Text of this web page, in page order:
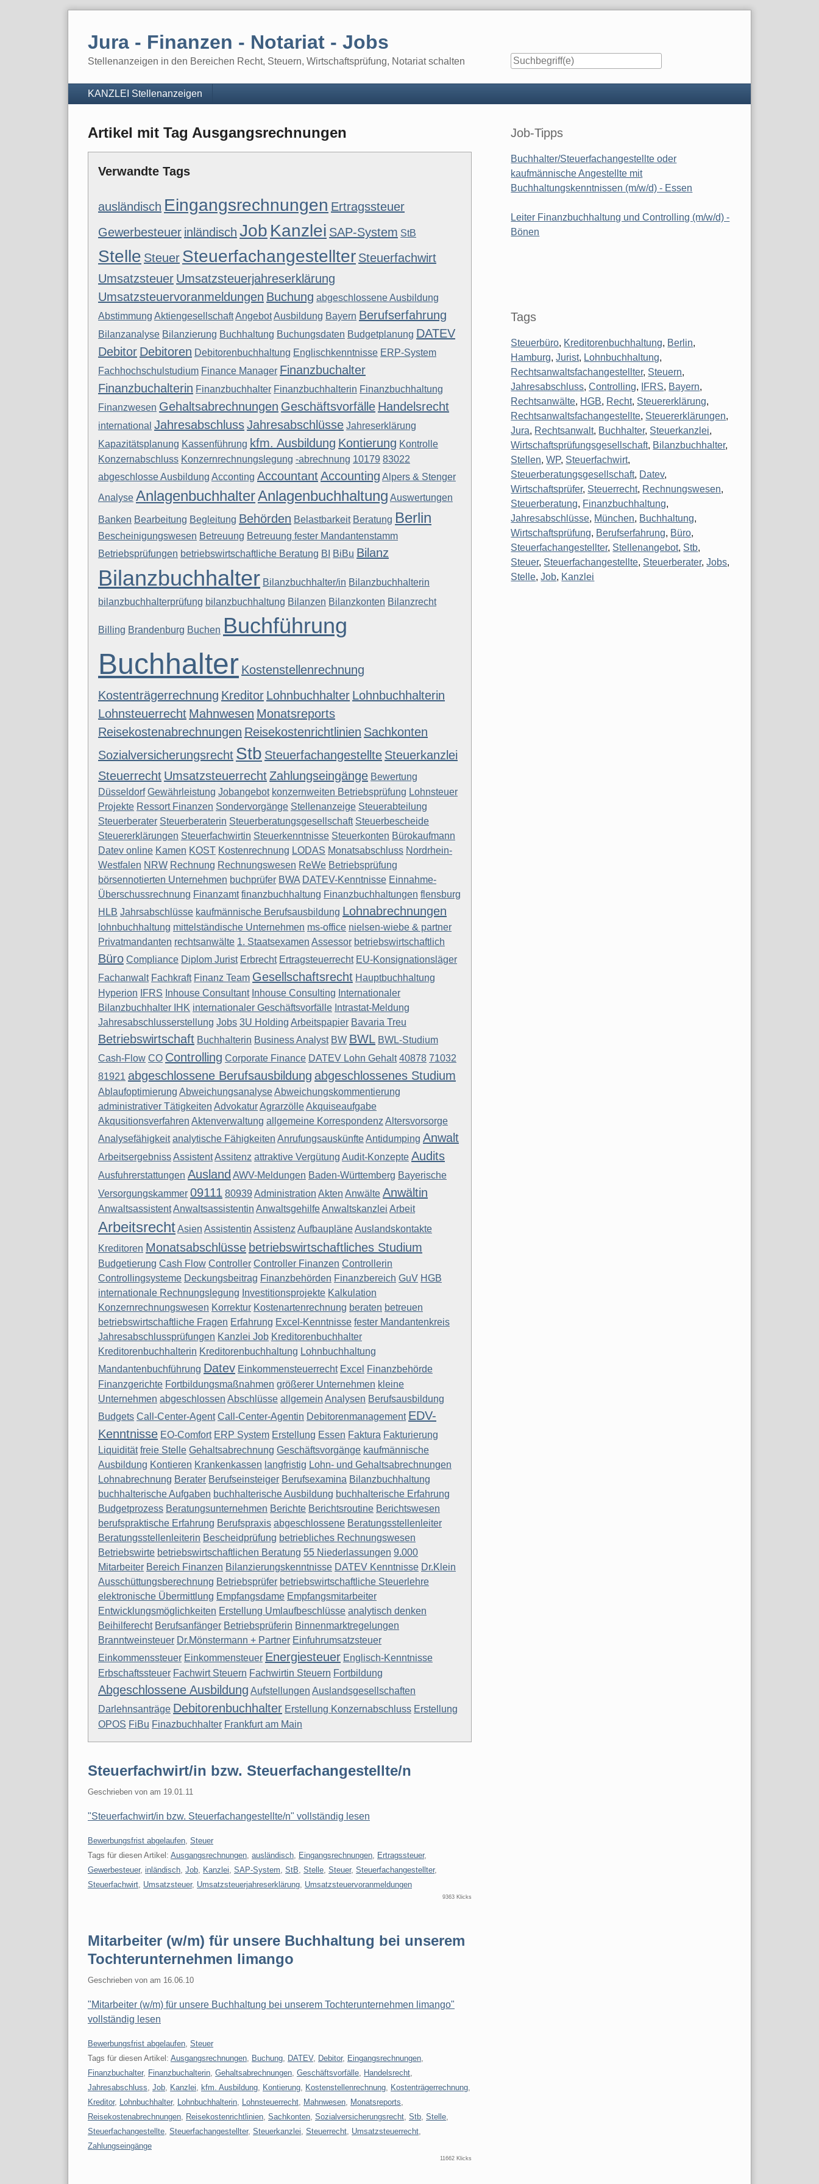
Jura - Finanzen - Notariat - Jobs
Stellenanzeigen in den Bereichen Recht, Steuern, Wirtschaftsprüfung, Notariat schalten
Navigation
KANZLEI Stellenanzeigen
Artikel mit Tag Ausgangsrechnungen
Verwandte Tags
ausländisch Eingangsrechnungen Ertragssteuer
Gewerbesteuer inländisch Job Kanzlei SAP-System StB
Stelle Steuer Steuerfachangestellter Steuerfachwirt
Umsatzsteuer Umsatzsteuerjahreserklärung
Umsatzsteuervoranmeldungen Buchung abgeschlossene Ausbildung
Abstimmung AktiengesellschaftAngebotAusbildung Bayern Berufserfahrung
Bilanzanalyse Bilanzierung Buchhaltung Buchungsdaten Budgetplanung DATEV
Debitor Debitoren Debitorenbuchhaltung Englischkenntnisse ERP-System
Fachhochschulstudium Finance Manager Finanzbuchalter
Finanzbuchalterin Finanzbuchhalter Finanzbuchhalterin Finanzbuchhaltung
Finanzwesen Gehaltsabrechnungen Geschäftsvorfälle Handelsrecht
international JahresabschlussJahresabschlüsse Jahreserklärung
Kapazitätsplanung Kassenführung kfm. Ausbildung Kontierung Kontrolle
Konzernabschluss Konzernrechnungslegung -abrechnung 10179 83022
abgeschlosse Ausbildung Acconting AccountantAccounting Alpers & Stenger
Analyse AnlagenbuchhalterAnlagenbuchhaltung Auswertungen
Banken Bearbeitung Begleitung Behörden Belastbarkeit Beratung Berlin
Bescheinigungswesen Betreuung Betreuung fester Mandantenstamm
Betriebsprüfungen betriebswirtschaftliche Beratung BI BiBu Bilanz
Bilanzbuchhalter Bilanzbuchhalter/in Bilanzbuchhalterin
bilanzbuchhalterprüfung bilanzbuchhaltung Bilanzen Bilanzkonten Bilanzrecht
Billing Brandenburg Buchen Buchführung
Buchhalter Kostenstellenrechnung
Kostenträgerrechnung Kreditor Lohnbuchhalter Lohnbuchhalterin
Lohnsteuerrecht Mahnwesen Monatsreports
Reisekostenabrechnungen Reisekostenrichtlinien Sachkonten
Sozialversicherungsrecht Stb Steuerfachangestellte Steuerkanzlei
Steuerrecht UmsatzsteuerrechtZahlungseingänge Bewertung
Düsseldorf Gewährleistung Jobangebot konzernweiten Betriebsprüfung Lohnsteuer
Projekte Ressort Finanzen Sondervorgänge Stellenanzeige Steuerabteilung
Steuerberater Steuerberaterin Steuerberatungsgesellschaft Steuerbescheide
Steuererklärungen Steuerfachwirtin Steuerkenntnisse Steuerkonten Bürokaufmann
Datev online Kamen KOST Kostenrechnung LODAS Monatsabschluss Nordrhein-
Westfalen NRW Rechnung Rechnungswesen ReWe Betriebsprüfung
börsennotierten Unternehmen buchprüfer BWA DATEV-Kenntnisse Einnahme-
Überschussrechnung Finanzamt finanzbuchhaltung Finanzbuchhaltungen flensburg
HLB Jahrsabschlüsse kaufmännische Berufsausbildung Lohnabrechnungen
lohnbuchhaltung mittelständische Unternehmen ms-office nielsen-wiebe & partner
Privatmandanten rechtsanwälte 1. Staatsexamen Assessor betriebswirtschaftlich
Büro Compliance Diplom Jurist Erbrecht Ertragsteuerrecht EU-Konsignationsläger
Fachanwalt Fachkraft Finanz Team Gesellschaftsrecht Hauptbuchhaltung
Hyperion
IFRS Inhouse Consultant Inhouse Consulting Internationaler
Bilanzbuchhalter IHK internationaler Geschäftsvorfälle Intrastat-Meldung
Jahresabschlusserstellung Jobs 3U Holding Arbeitspapier Bavaria Treu
Betriebswirtschaft Buchhalterin Business Analyst BW BWL BWL-Studium
Cash-Flow CO Controlling Corporate Finance DATEV Lohn Gehalt 40878 71032
81921 abgeschlossene Berufsausbildung abgeschlossenes Studium
Ablaufoptimierung AbweichungsanalyseAbweichungskommentierung
administrativer Tätigkeiten AdvokaturAgrarzölleAkquiseaufgabe
Akqusitionsverfahren Aktenverwaltung allgemeine Korrespondenz Altersvorsorge
Analysefähigkeit analytische Fähigkeiten AnrufungsauskünfteAntidumping Anwalt
ArbeitsergebnissAssistentAssitenz attraktive Vergütung Audit-Konzepte Audits
Ausfuhrerstattungen Ausland AWV-Meldungen Baden-Württemberg Bayerische
Versorgungskammer 09111 80939 Administration Akten Anwälte Anwältin
AnwaltsassistentAnwaltsassistentin AnwaltsgehilfeAnwaltskanzlei Arbeit
ArbeitsrechtAsien Assistentin Assistenz AufbaupläneAuslandskontakte
Kreditoren Monatsabschlüsse betriebswirtschaftliches Studium
Budgetierung Cash Flow Controller Controller Finanzen Controllerin
Controllingsysteme Deckungsbeitrag Finanzbehörden Finanzbereich GuV HGB
internationale Rechnungslegung Investitionsprojekte Kalkulation
Konzernrechnungswesen Korrektur Kostenartenrechnung beraten betreuen
betriebswirtschaftliche Fragen Erfahrung Excel-Kenntnisse fester Mandantenkreis
Jahresabschlussprüfungen Kanzlei Job Kreditorenbuchhalter
Kreditorenbuchhalterin Kreditorenbuchhaltung Lohnbuchhaltung
Mandantenbuchführung Datev Einkommensteuerrecht Excel Finanzbehörde
Finanzgerichte Fortbildungsmaßnahmen größerer Unternehmen kleine
Unternehmen abgeschlossen Abschlüsse allgemein Analysen Berufsausbildung
Budgets Call-Center-Agent Call-Center-Agentin Debitorenmanagement EDV-
Kenntnisse EO-Comfort ERP System Erstellung Essen Faktura Fakturierung
Liquidität freie Stelle Gehaltsabrechnung Geschäftsvorgänge kaufmännische
Ausbildung Kontieren Krankenkassen langfristig Lohn- und Gehaltsabrechnungen
Lohnabrechnung Berater Berufseinsteiger Berufsexamina Bilanzbuchhaltung
buchhalterische Aufgaben buchhalterische Ausbildung buchhalterische Erfahrung
Budgetprozess Beratungsunternehmen Berichte Berichtsroutine Berichtswesen
berufspraktische Erfahrung Berufspraxis abgeschlossene Beratungsstellenleiter
Beratungsstellenleiterin Bescheidprüfung betriebliches Rechnungswesen
Betriebswirte betriebswirtschaftlichen Beratung 55 Niederlassungen 9.000
Mitarbeiter Bereich Finanzen Bilanzierungskenntnisse DATEV Kenntnisse Dr.Klein
Ausschüttungsberechnung Betriebsprüfer betriebswirtschaftliche Steuerlehre
elektronische Übermittlung Empfangsdame Empfangsmitarbeiter
Entwicklungsmöglichkeiten Erstellung Umlaufbeschlüsse analytisch denken
Beihilferecht Berufsanfänger Betriebsprüferin Binnenmarktregelungen
Branntweinsteuer Dr.Mönstermann + Partner Einfuhrumsatzsteuer
Einkommenssteuer Einkommensteuer Energiesteuer Englisch-Kenntnisse
Erbschaftssteuer Fachwirt Steuern Fachwirtin Steuern Fortbildung
Abgeschlossene Ausbildung Aufstellungen Auslandsgesellschaften
Darlehnsanträge Debitorenbuchhalter Erstellung Konzernabschluss Erstellung
OPOS FiBu Finazbuchhalter Frankfurt am Main
Steuerfachwirt/in bzw. Steuerfachangestellte/n
Geschrieben von am 19.01.11
"Steuerfachwirt/in bzw. Steuerfachangestellte/n" vollständig lesen
Kategorien:
Bewerbungsfrist abgelaufen, Steuer
Tags für diesen Artikel: Ausgangsrechnungen, ausländisch, Eingangsrechnungen, Ertragssteuer,
Gewerbesteuer, inländisch, Job, Kanzlei, SAP-System, StB, Stelle, Steuer, Steuerfachangestellter,
Steuerfachwirt, Umsatzsteuer, Umsatzsteuerjahreserklärung, Umsatzsteuervoranmeldungen
9363 Klicks
Mitarbeiter (w/m) für unsere Buchhaltung bei unserem
Tochterunternehmen limango
Geschrieben von am 16.06.10
"Mitarbeiter (w/m) für unsere Buchhaltung bei unserem Tochterunternehmen limango"
vollständig lesen
Kategorien:
Bewerbungsfrist abgelaufen, Steuer
Tags für diesen Artikel: Ausgangsrechnungen, Buchung, DATEV, Debitor, Eingangsrechnungen,
Finanzbuchalter, Finanzbuchalterin, Gehaltsabrechnungen, Geschäftsvorfälle, Handelsrecht,
Jahresabschluss, Job, Kanzlei, kfm. Ausbildung, Kontierung, Kostenstellenrechnung, Kostenträgerrechnung,
Kreditor, Lohnbuchhalter, Lohnbuchhalterin, Lohnsteuerrecht, Mahnwesen, Monatsreports,
Reisekostenabrechnungen, Reisekostenrichtlinien, Sachkonten, Sozialversicherungsrecht, Stb, Stelle,
Steuerfachangestellte, Steuerfachangestellter, Steuerkanzlei, Steuerrecht, Umsatzsteuerrecht,
Zahlungseingänge
11662 Klicks
Seitenleiste
Job-Tipps
Buchhalter/Steuerfachangestellte oder
kaufmännische Angestellte mit
Buchhaltungskenntnissen (m/w/d) - Essen
Leiter Finanzbuchhaltung und Controlling (m/w/d) -
Bönen
Tags
Steuerbüro, Kreditorenbuchhaltung, Berlin,
Hamburg,Jurist, Lohnbuchhaltung,
Rechtsanwaltsfachangestellter, Steuern,
Jahresabschluss,Controlling, IFRS, Bayern,
Rechtsanwälte, HGB, Recht, Steuererklärung,
Rechtsanwaltsfachangestellte, Steuererklärungen,
Jura, Rechtsanwalt, Buchhalter, Steuerkanzlei,
Wirtschaftsprüfungsgesellschaft, Bilanzbuchhalter,
Stellen,WP, Steuerfachwirt,
Steuerberatungsgesellschaft, Datev,
Wirtschaftsprüfer, Steuerrecht, Rechnungswesen,
Steuerberatung, Finanzbuchhaltung,
Jahresabschlüsse, München, Buchhaltung,
Wirtschaftsprüfung, Berufserfahrung, Büro,
Steuerfachangestellter, Stellenangebot, Stb,
Steuer, Steuerfachangestellte, Steuerberater,Jobs,
Stelle,Job, Kanzlei